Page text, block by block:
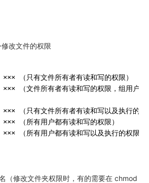
改文件的权限
××× （文件所有者有读和写的权限，组用户只
××× （所有用户都有读和写以及执行的权限）
（修改文件夹权限时，有的需要在 chmod